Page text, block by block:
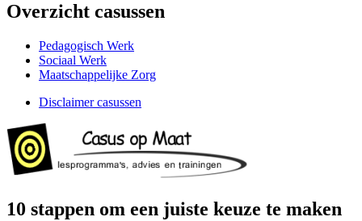
Overzicht casussen
Pedagogisch Werk
Sociaal Werk
Maatschappelijke Zorg
Disclaimer casussen
10 stappen om een juiste keuze te maken